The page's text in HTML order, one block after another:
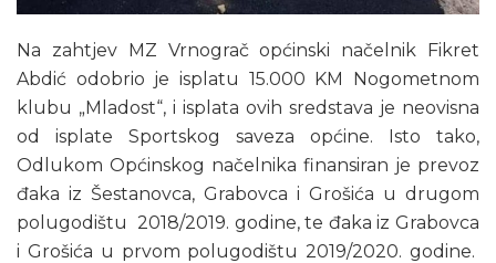
Na zahtjev MZ Vrnograč općinski načelnik Fikret
Abdić odobrio je isplatu 15.000 KM Nogometnom
klubu „Mladost“, i isplata ovih sredstava je neovisna
od isplate Sportskog saveza općine. Isto tako,
Odlukom Općinskog načelnika finansiran je prevoz
đaka iz Šestanovca, Grabovca i Grošića u drugom
polugodištu 2018/2019. godine, te đaka iz Grabovca
i Grošića u prvom polugodištu 2019/2020. godine.